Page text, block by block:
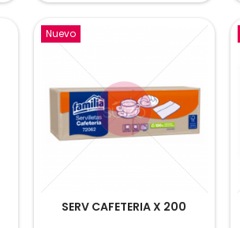
Nuevo
SERV CAFETERIA X 200